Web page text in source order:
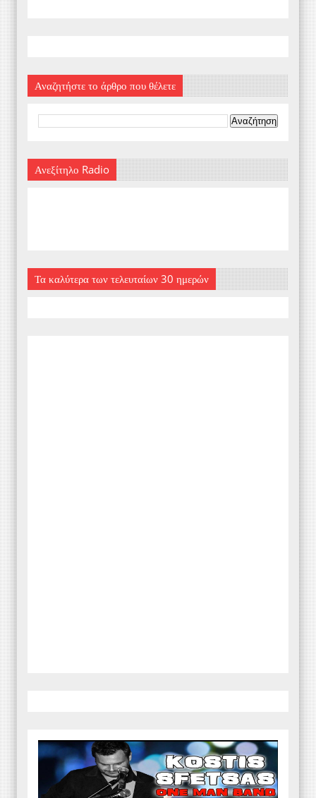
Αναζητήστε το άρθρο που θέλετε
Ανεξίτηλο Radio
Τα καλύτερα των τελευταίων 30 ημερών